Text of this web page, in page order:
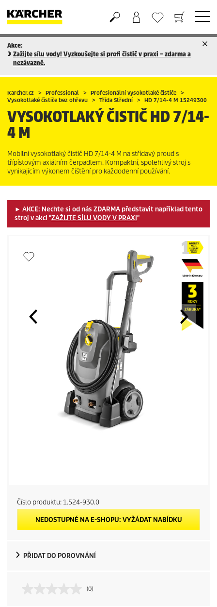
Nákupní košík
Seznam oblíbených produktů
Akce:
Zažijte sílu vody! Vyzkoušejte si profi čistič v praxi – zdarma a
nezávazně.
Karcher.cz Professional
Profesionální vysokotlaké čističe
Vysokotlaké čističe bez ohřevu
Třída Střední HD 7/14-4 M 15249300
VYSOKOTLAKÝ ČISTIČ HD 7/14-
4 M
Mobilní vysokotlaký čistič HD 7/14-4 M na střídavý proud s
třípístovým axiálním čerpadlem. Kompaktní, spolehlivý stroj s
vynikajícím výkonem čištění pro každodenní používání.
► AKCE: Nechte si od nás ZDARMA představit například tento
stroj v akci "ZAŽIJTE SÍLU VODY V PRAXI"
Číslo produktu: 1.524-930.0
NEDOSTUPNÉ NA E-SHOPU: VYŽÁDAT NABÍDKU
PŘIDAT DO POROVNÁNÍ
(0)